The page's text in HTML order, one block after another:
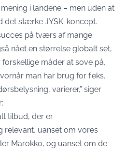
i landene – men uden at
det stærke JYSK-koncept.
på tværs af mange
nået en størrelse globalt set,
måder at sove på,
man har brug for f.eks.
varierer,” siger
tilbud, der er
relevant, uanset om vores
Marokko, og uanset om de